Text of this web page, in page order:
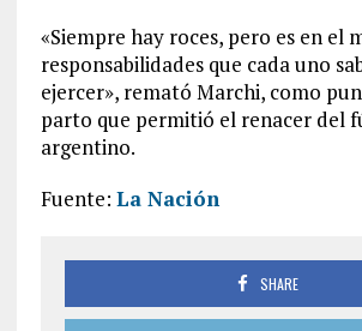
«Siempre hay roces, pero es en el
responsabilidades que cada uno
ejercer», remató Marchi, como
parto que permitió el renacer del
argentino.
Fuente: La Nación
SHARE